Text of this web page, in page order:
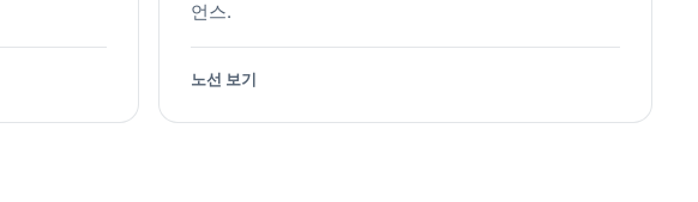
언스.
노선 보기